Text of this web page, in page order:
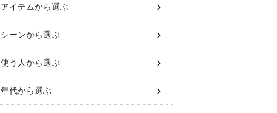
アイテムから選ぶ
シーンから選ぶ
使う人から選ぶ
年代から選ぶ